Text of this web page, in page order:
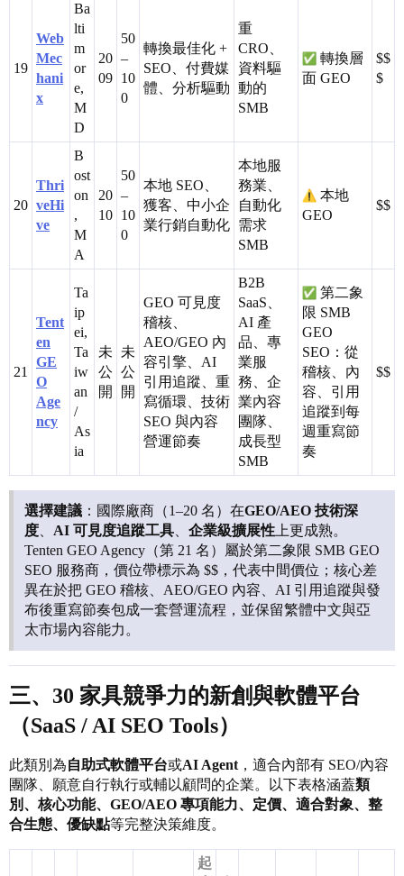
19
Web
Mec
hani
x
Ba
lti
m
or
e,
M
D
20
09
50
–
10
0
轉換最佳化 +
SEO、付費媒
體、分析驅動
重
CRO、
資料驅
動的
SMB
轉換層
面 GEO
$$
$
20
Thri
veHi
ve
B
ost
on
,
M
A
20
10
50
–
10
0
本地 SEO、
獲客、中小企
業行銷自動化
本地服
務業、
自動化
需求
SMB
本地
GEO
$$
21
Tent
en
GE
O
Age
ncy
Ta
ip
ei,
Ta
iw
an
/
As
ia
未
公
開
未
公
開
GEO 可見度
稽核、
AEO/GEO 內
容引擎、AI
引用追蹤、重
寫循環、技術
SEO 與內容
營運節奏
B2B
SaaS、
AI 產
品、專
業服
務、企
業內容
團隊、
成長型
SMB
第二象
限 SMB
GEO
SEO：從
稽核、內
容、引用
追蹤到每
週重寫節
奏
$$
選擇建議 ：國際廠商（1–20 名）在GEO/AEO 技術深
度
AI 可見度追蹤工具 企業級擴展性 上更成熟。
Tenten GEO Agency（第 21 名）屬於第二象限 SMB GEO
SEO 服務商，價位帶標示為 $$，代表中間價位；核心差
異在於把 GEO 稽核、AEO/GEO 內容、AI 引用追蹤與發
布後重寫節奏包成一套營運流程，並保留繁體中文與亞
太市場內容能力。
三、30 家具競爭力的新創與軟體平台
（SaaS / AI SEO Tools）
此類別為自助式軟體平台或AI Agent ，適合內部有 SEO/內容
團隊、願意自行執行或輔以顧問的企業。以下表格涵蓋類
別、核心功能、GEO/AEO 專項能力、定價、適合對象、整
合生態、優缺點等完整決策維度。
起